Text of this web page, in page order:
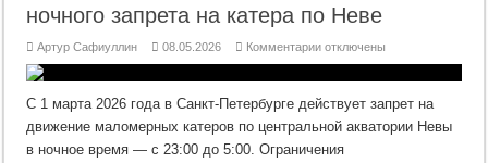
ночного запрета на катера по Неве
Артур Сафиуллин 08.05.2026 Комментариик
Петербурге
разгорелись
споры
из-
ночного
отключены
С 1 марта 2026 года в Санкт-Петербурге действует запрет на
движение маломерных катеров по центральной акватории Невы
в ночное время — с 23:00 до 5:00. Ограничения